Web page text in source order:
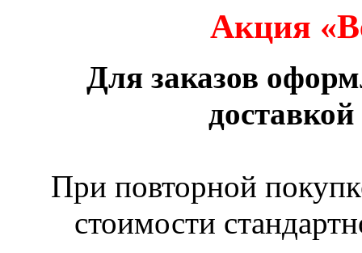
Акция
Для заказов
доставкой
При повторной
стоимости